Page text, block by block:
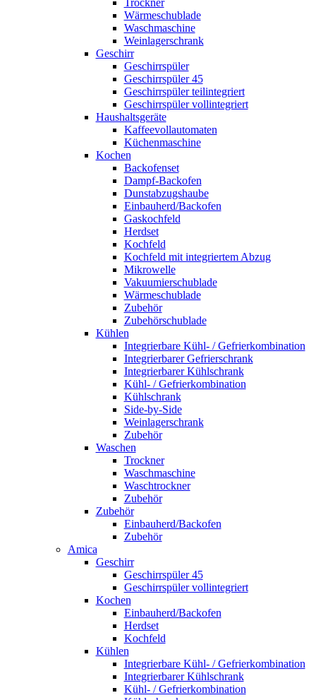
Trockner
Wärmeschublade
Waschmaschine
Weinlagerschrank
Geschirr
Geschirrspüler
Geschirrspüler 45
Geschirrspüler teilintegriert
Geschirrspüler vollintegriert
Haushaltsgeräte
Kaffeevollautomaten
Küchenmaschine
Kochen
Backofenset
Dampf-Backofen
Dunstabzugshaube
Einbauherd/Backofen
Gaskochfeld
Herdset
Kochfeld
Kochfeld mit integriertem Abzug
Mikrowelle
Vakuumierschublade
Wärmeschublade
Zubehör
Zubehörschublade
Kühlen
Integrierbare Kühl- / Gefrierkombination
Integrierbarer Gefrierschrank
Integrierbarer Kühlschrank
Kühl- / Gefrierkombination
Kühlschrank
Side-by-Side
Weinlagerschrank
Zubehör
Waschen
Trockner
Waschmaschine
Waschtrockner
Zubehör
Zubehör
Einbauherd/Backofen
Zubehör
Amica
Geschirr
Geschirrspüler 45
Geschirrspüler vollintegriert
Kochen
Einbauherd/Backofen
Herdset
Kochfeld
Kühlen
Integrierbare Kühl- / Gefrierkombination
Integrierbarer Kühlschrank
Kühl- / Gefrierkombination